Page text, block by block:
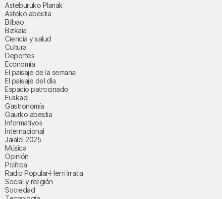
Asteburuko Planak
Asteko abestia
Bilbao
Bizkaia
Ciencia y salud
Cultura
Deportes
Economía
El paisaje de la semana
El paisaje del día
Espacio patrocinado
Euskadi
Gastronomía
Gaurko abestia
Informativos
Internacional
Jaialdi 2025
Música
Opinión
Política
Radio Popular-Herri Irratia
Social y religión
Sociedad